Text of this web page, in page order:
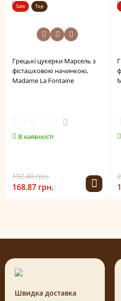
Sale Top
Грецькі цукерки Марсель з
фісташковою начинкою,
Madame La Fontaine
В наявності
192.40 грн.
168.87 грн.
Швидка доставка